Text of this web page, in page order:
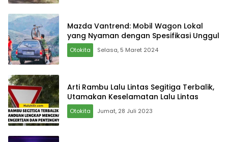
Mazda Vantrend: Mobil Wagon Lokal
yang Nyaman dengan Spesifikasi Unggul
Otokita Selasa, 5 Maret 2024
Arti Rambu Lalu Lintas Segitiga Terbalik,
Utamakan Keselamatan Lalu Lintas
Otokita Jumat, 28 Juli 2023